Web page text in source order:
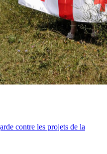
contre les projets de la